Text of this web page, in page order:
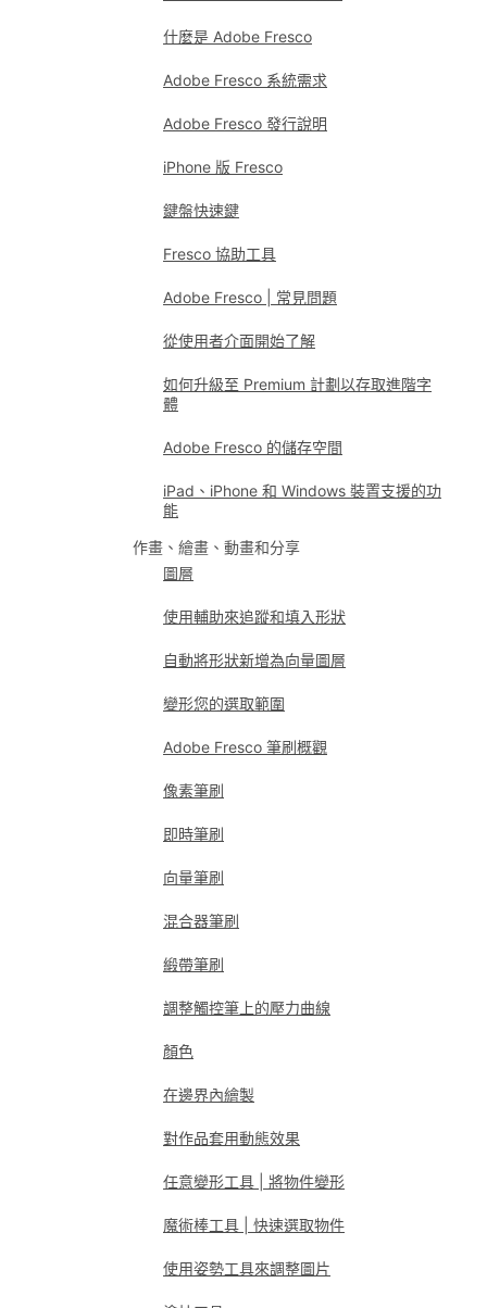
什麼是 Adobe Fresco
Adobe Fresco 系統需求
Adobe Fresco 發行說明
iPhone 版 Fresco
鍵盤快速鍵
Fresco 協助工具
Adobe Fresco | 常見問題
從使用者介面開始了解
如何升級至 Premium 計劃以存取進階字
體
Adobe Fresco 的儲存空間
iPad、iPhone 和 Windows 裝置支援的功
能
作畫、繪畫、動畫和分享
圖層
使用輔助來追蹤和填入形狀
自動將形狀新增為向量圖層
變形您的選取範圍
Adobe Fresco 筆刷概觀
像素筆刷
即時筆刷
向量筆刷
混合器筆刷
緞帶筆刷
調整觸控筆上的壓力曲線
顏色
在邊界內繪製
對作品套用動態效果
任意變形工具 | 將物件變形
魔術棒工具 | 快速選取物件
使用姿勢工具來調整圖片